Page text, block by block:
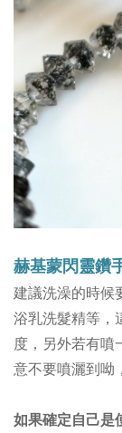
赫基蒙閃靈鑽
建議洗澡的時候
浴乳洗髮精等，
度，另外若有噴
意不要噴灑到呦
如果確定自己是